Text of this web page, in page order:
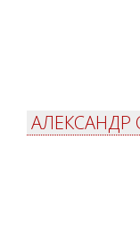
АЛЕКСАНДР